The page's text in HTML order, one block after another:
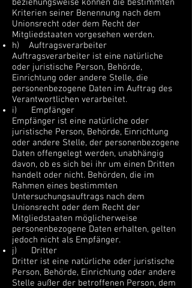
beziehungsweise können die bestimmten
Kriterien seiner Benennung nach dem
Unionsrecht oder dem Recht der
Mitgliedstaaten vorgesehen werden.
h) Auftragsverarbeiter
Auftragsverarbeiter ist eine natürliche
oder juristische Person, Behörde,
Einrichtung oder andere Stelle, die
personenbezogene Daten im Auftrag des
Verantwortlichen verarbeitet.
i) Empfänger
Empfänger ist eine natürliche oder
juristische Person, Behörde, Einrichtung
oder andere Stelle, der personenbezogene
Daten offengelegt werden, unabhängig
davon, ob es sich bei ihr um einen Dritten
handelt oder nicht. Behörden, die im
Rahmen eines bestimmten
Untersuchungsauftrags nach dem
Unionsrecht oder dem Recht der
Mitgliedstaaten möglicherweise
personenbezogene Daten erhalten, gelten
jedoch nicht als Empfänger.
j) Dritter
Dritter ist eine natürliche oder juristische
Person, Behörde, Einrichtung oder andere
Stelle außer der betroffenen Person, dem